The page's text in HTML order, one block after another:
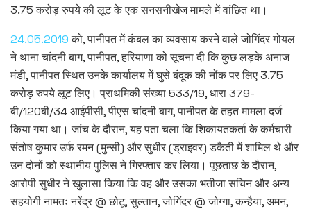
3.75 करोड़ रुपये की लूट के एक सनसनीखेज मामले में वांछित था।
24.05.2019को, पानीपत में कंबल का व्यवसाय करने वाले जोगिंदर गोयल
ने थाना चांदनी बाग, पानीपत, हरियाणा को सूचना दी कि कुछ लड़के अनाज
मंडी, पानीपत स्थित उनके कार्यालय में घुसे बंदूक की नोंक पर लिए 3.75
करोड़ रुपये लूट लिए। प्राथमिकी संख्या 533/19, धारा 379-
बी/120बी/34 आईपीसी, पीएस चांदनी बाग, पानीपत के तहत मामला दर्ज
किया गया था। जांच के दौरान, यह पता चला कि शिकायतकर्ता के कर्मचारी
संतोष कुमार उर्फ ​​रमन (मुन्सी) और सुधीर (ड्राइवर) डकैती में शामिल थे और
उन दोनों को स्थानीय पुलिस ने गिरफ्तार कर लिया। पूछताछ के दौरान,
आरोपी सुधीर ने खुलासा किया कि वह और उसका भतीजा सचिन और अन्य
सहयोगी नामतः नरेंद्र @ छोटू, सुल्तान, जोगिंदर @ जोग्गा, कन्हैया, अमन,